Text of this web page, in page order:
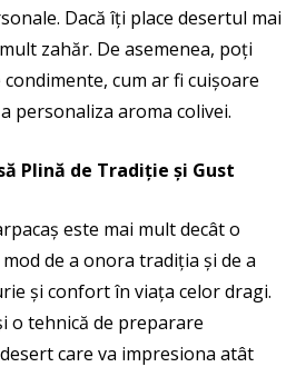
Dacă îți place desertul mai
zahăr. De asemenea, poți
cum ar fi cuișoare
personaliza aroma colivei.
Plină de Tradiție și Gust
este mai mult decât o
de a onora tradiția și de a
și confort în viața celor dragi.
o tehnică de preparare
care va impresiona atât